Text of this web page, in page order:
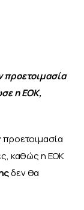
προετοιμασία
η ΕΟΚ,
προετοιμασία
καθώς η ΕΟΚ
δεν θα